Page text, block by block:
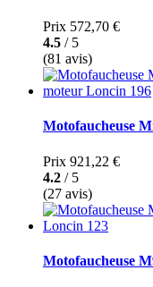
Prix 572,70 €
4.5 / 5
(81 avis)
Motofaucheuse
Prix 921,22 €
4.2 / 5
(27 avis)
Motofaucheuse